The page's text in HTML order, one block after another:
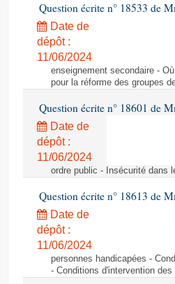
Dossiers législatifs
Budget et sécurité sociale
Questions écrites et orales
Comptes rendus des débats
Question écrite n° 18533 de
Date de
dépôt :
11/06/2024
enseignement secondaire -
pour la réforme des groupes
Question écrite n° 18601 de
Date de
dépôt :
11/06/2024
ordre public - Insécurité dans
Question écrite n° 18613 de
Date de
dépôt :
11/06/2024
personnes handicapées -
- Conditions d'intervention